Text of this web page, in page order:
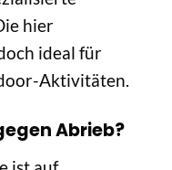
hier
ideal für
Aktivitäten.
Abrieb?